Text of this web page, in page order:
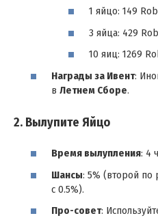
1 яйцо: 149
3 яйца: 429
10 яиц: 1269
Награды за Ивент:
в Летнем Сборе.
2. Вылупите Яйцо
Время вылупления: 4
Шансы: 5% (второй по
с 0.5%).
Про-совет: